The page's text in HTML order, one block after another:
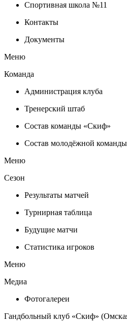
Спортивная школа №11
Контакты
Документы
Меню
Команда
Администрация клуба
Тренерский штаб
Состав команды «Скиф»
Состав молодёжной команды
Меню
Сезон
Результаты матчей
Турнирная таблица
Будущие матчи
Статистика игроков
Меню
Медиа
Фотогалереи
Гандбольный клуб «Скиф»